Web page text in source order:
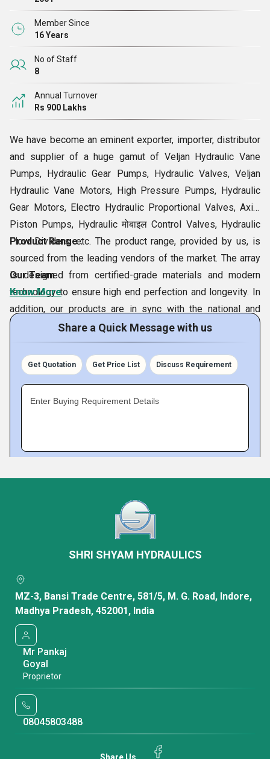
न्यूज़ीलैंड, भारतीय उपमहाद्वीप, कैरिबियन, अफ़्रीका, पूर्वी यूरोप, पूर्वी एशिया,
मध्य अमेरिका, उत्तरी यूरोप, मध्य पूर्व, आदि,
क्यों?
जब हाइड्रोलिक की बात आती है अवयव आपूर्ति करने वाली कंपनी उद्योग में
बहुत सारे विकल्प हैं। क्या बनाता है श्री श्याम हाइड्रोलिक्स अलग है? यहां
Member Since
16 Years
No of Staff
8
Annual Turnover
Rs 900 Lakhs
We have become an eminent exporter, importer, distributor
and supplier of a huge gamut of Veljan Hydraulic Vane
Pumps, Hydraulic Gear Pumps, Hydraulic Valves, Veljan
Hydraulic Vane Motors, High Pressure Pumps, Hydraulic
Gear Motors, Electro Hydraulic Proportional Valves, Axial
Piston Pumps, Hydraulic मोबाइल Control Valves, Hydraulic
Flow Dividers, etc. The product range, provided by us, is
sourced from the leading vendors of the market. The array
is designed from certified-grade materials and modern
technology to ensure high end perfection and longevity. In
addition, our products are in sync with the national and
international quality standards to serve the purpose of the
clients in the best possible manner. We offer the array at
affordable prices and quickly after order confirmation.
Product Range :
Our Team
Know More
Share a Quick Message with us
Get Quotation Get Price List Discuss Requirement
Enter Buying Requirement Details
Featured Products
Gear Pumps M7500 7600 Series Triple Vane
SHRI SHYAM HYDRAULICS
MZ-3, Bansi Trade Centre, 581/5, M. G. Road, Indore,
Madhya Pradesh, 452001, India
Mr Pankaj
Goyal
Proprietor
08045803488